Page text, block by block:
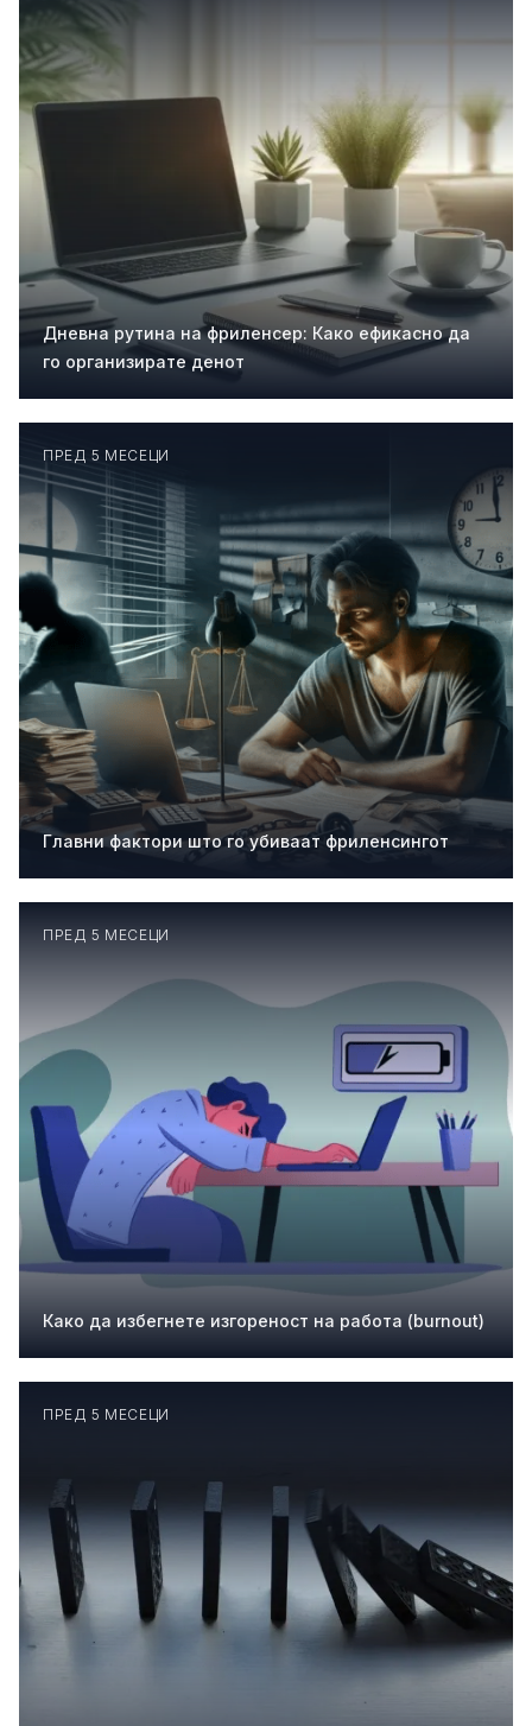
Дневна рутина на фриленсер: Како ефикасно да
го организирате денот
ПРЕД 5 МЕСЕЦИ
Главни фактори што го убиваат фриленсингот
ПРЕД 5 МЕСЕЦИ
Како да избегнете изгореност на работа (burnout)
ПРЕД 5 МЕСЕЦИ